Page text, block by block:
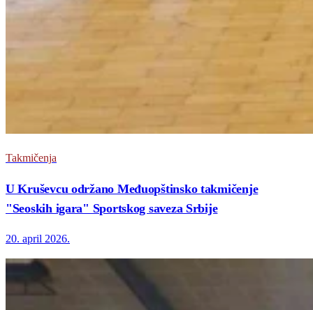
Takmičenja
U Kruševcu održano Međuopštinsko takmičenje
"Seoskih igara" Sportskog saveza Srbije
20. april 2026.